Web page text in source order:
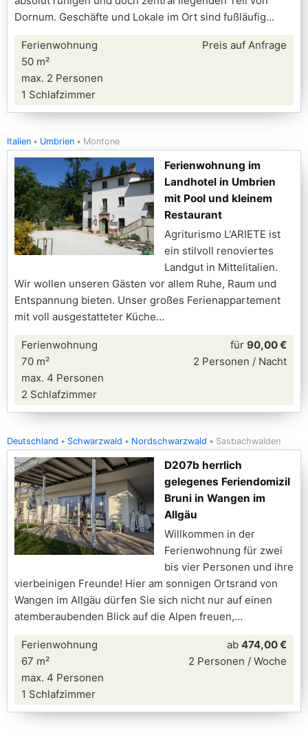
Dornum. Geschäfte und Lokale im Ort sind fußläufig
Ferienwohnung
50 m²
max. 2 Personen
1 Schlafzimmer
Preis auf Anfrage
Italien Umbrien Montone
Ferienwohnung im
Landhotel in Umbrien
mit Pool und kleinem
Restaurant
Agriturismo L'ARIETE ist
ein stilvoll renoviertes
Landgut in Mittelitalien.
Wir wollen unseren Gästen vor allem Ruhe, Raum und
Entspannung bieten. Unser großes Ferienappartement
mit voll ausgestatteter Küche
Ferienwohnung
70 m²
max. 4 Personen
2 Schlafzimmer
für 90,00 €
2 Personen / Nacht
Deutschland Schwarzwald Nordschwarzwald Sasbachwalden
D207b herrlich
gelegenes Feriendomizil
Bruni in Wangen im
Allgäu
Willkommen in der
Ferienwohnung für zwei
bis vier Personen und ihre
vierbeinigen Freunde! Hier am sonnigen Ortsrand von
Wangen im Allgäu dürfen Sie sich nicht nur auf einen
atemberaubenden Blick auf die Alpen freuen,
Ferienwohnung
67 m²
max. 4 Personen
1 Schlafzimmer
ab 474,00 €
2 Personen / Woche